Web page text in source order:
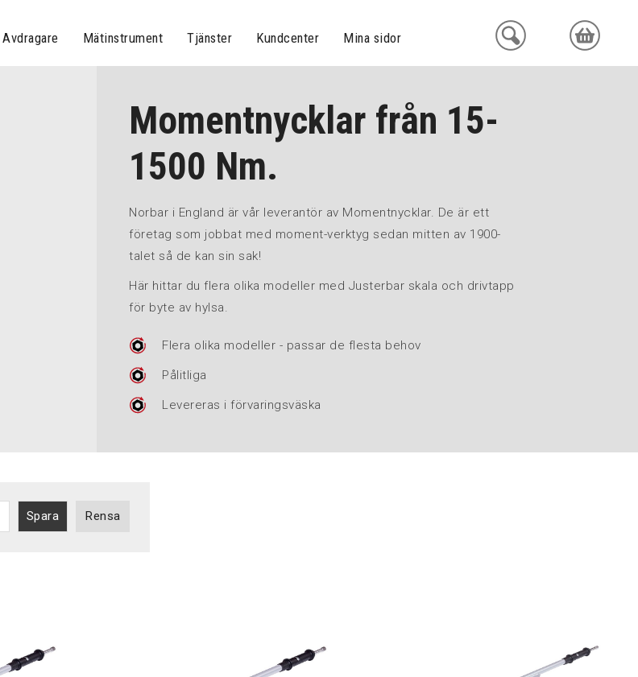
Avdragare Mätinstrument Tjänster Kundcenter Mina sidor
Momentnycklar från 15-
1500 Nm.
Norbar i England är vår leverantör av Momentnycklar. De är ett
företag som jobbat med moment-verktyg sedan mitten av 1900-
talet så de kan sin sak!
Här hittar du flera olika modeller med Justerbar skala och drivtapp
för byte av hylsa.
Flera olika modeller - passar de flesta behov
Pålitliga
Levereras i förvaringsväska
Spara Rensa